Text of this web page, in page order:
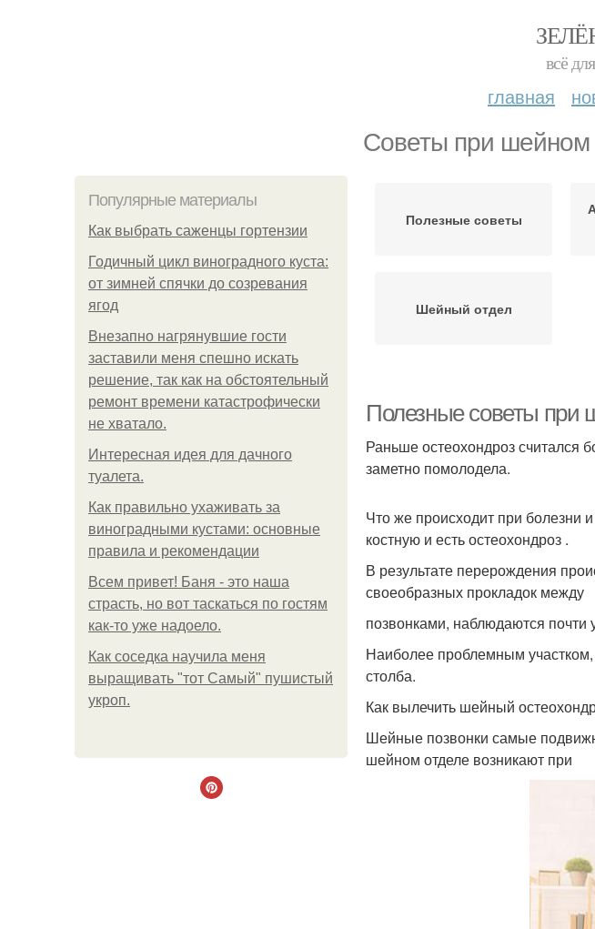
всё
главная
Советы при шейном
Популярные материалы
Как выбрать саженцы гортензии
Годичный цикл виноградного куста:
от зимней спячки до созревания
ягод
Внезапно нагрянувшие гости
заставили меня спешно искать
решение, так как на обстоятельный
ремонт времени катастрофически
не хватало.
Интересная идея для дачного
туалета.
Как правильно ухаживать за
виноградными кустами: основные
правила и рекомендации
Всем привет! Баня - это наша
страсть, но вот таскаться по гостям
как-то уже надоело.
Как соседка научила меня
выращивать "тот Самый" пушистый
укроп.
Полезные советы
Шейный отдел
Полезные советы при
Раньше остеохондроз считался
заметно помолодела.
Что же происходит при болезни
костную и есть остеохондроз .
В результате перерождения
своеобразных прокладок между
позвонками, наблюдаются почти
Наиболее проблемным
столба.
Как вылечить шейный
Шейные позвонки самые
шейном отделе возникают при